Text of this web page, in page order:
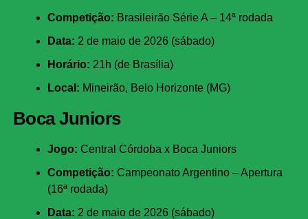
Competição: Brasileirão Série A – 14ª rodada
Data: 2 de maio de 2026 (sábado)
Horário: 21h (de Brasília)
Local: Mineirão, Belo Horizonte (MG)
Boca Juniors
Jogo: Central Córdoba x Boca Juniors
Competição: Campeonato Argentino – Apertura
(16ª rodada)
Data: 2 de maio de 2026 (sábado)